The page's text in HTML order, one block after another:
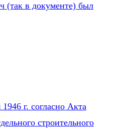
(так в документе) был
г. согласно Акта
строительного